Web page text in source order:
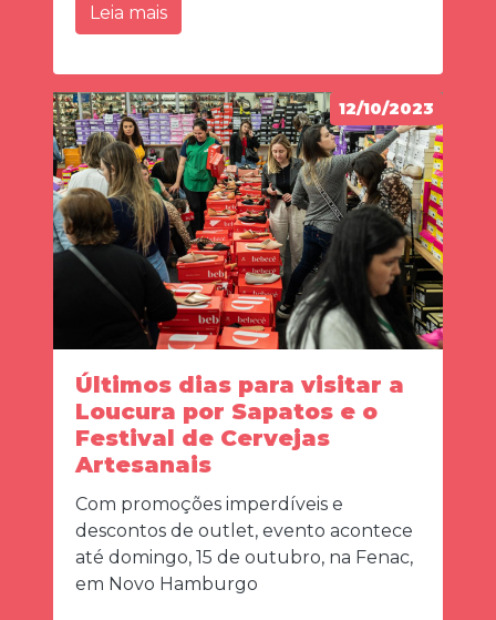
Leia mais
12/10/2023
Últimos dias para visitar a
Loucura por Sapatos e o
Festival de Cervejas
Artesanais
Com promoções imperdíveis e
descontos de outlet, evento acontece
até domingo, 15 de outubro, na Fenac,
em Novo Hamburgo